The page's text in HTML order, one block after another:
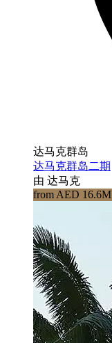
达马克群岛
达马克群岛二期
由 达马克
from AED 16.6M